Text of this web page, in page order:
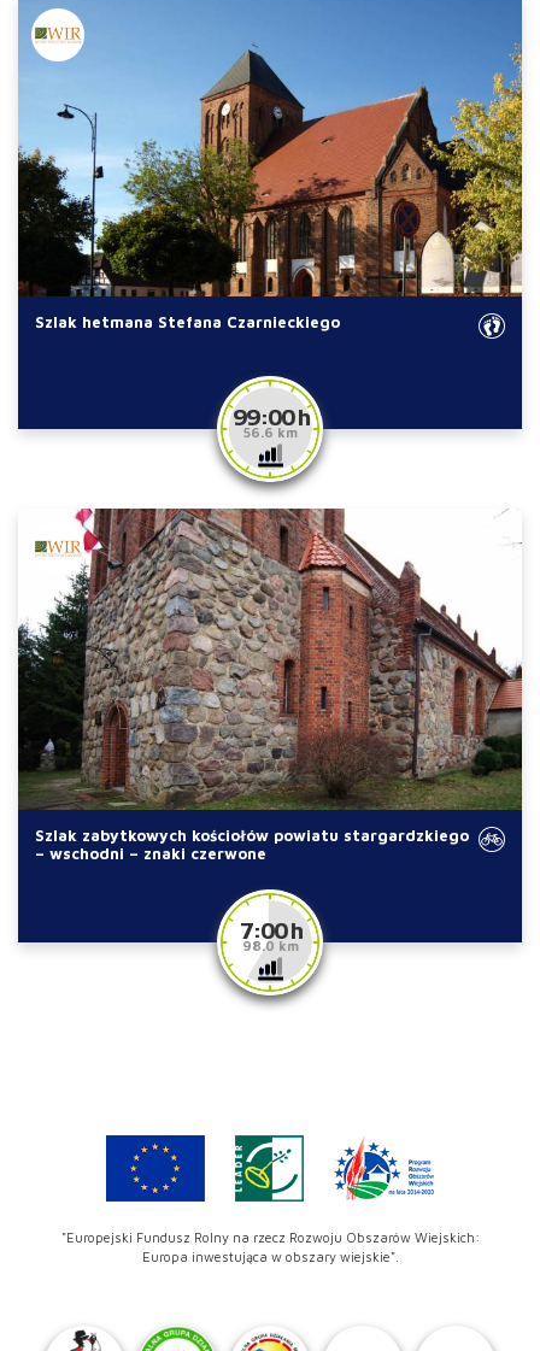
Szlak hetmana Stefana Czarnieckiego
99:00 h
56.6 km
Szlak zabytkowych kościołów powiatu stargardzkiego
– wschodni – znaki czerwone
7:00 h
98.0 km
"Europejski Fundusz Rolny na rzecz Rozwoju Obszarów Wiejskich:
Europa inwestująca w obszary wiejskie".